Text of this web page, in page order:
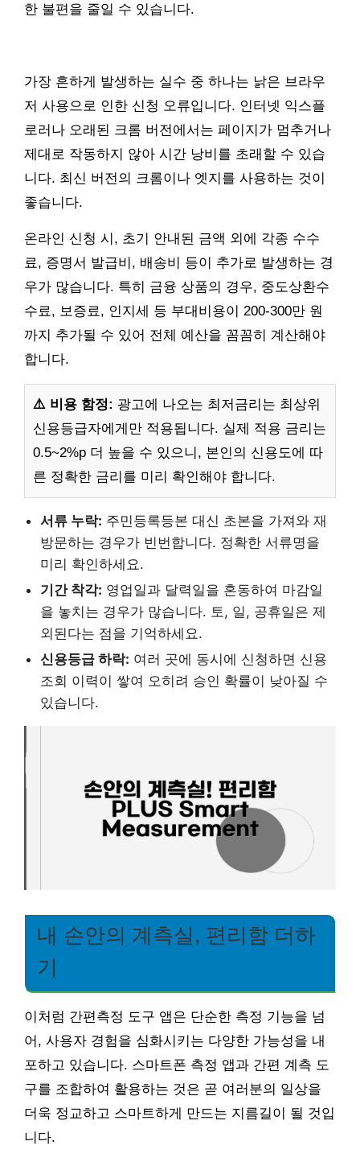
한 불편을 줄일 수 있습니다.
가장 흔하게 발생하는 실수 중 하나는 낡은 브라우
저 사용으로 인한 신청 오류입니다. 인터넷 익스플
로러나 오래된 크롬 버전에서는 페이지가 멈추거나
제대로 작동하지 않아 시간 낭비를 초래할 수 있습
니다. 최신 버전의 크롬이나 엣지를 사용하는 것이
좋습니다.
온라인 신청 시, 초기 안내된 금액 외에 각종 수수
료, 증명서 발급비, 배송비 등이 추가로 발생하는 경
우가 많습니다. 특히 금융 상품의 경우, 중도상환수
수료, 보증료, 인지세 등 부대비용이 200-300만 원
까지 추가될 수 있어 전체 예산을 꼼꼼히 계산해야
합니다.
⚠️ 비용 함정: 광고에 나오는 최저금리는 최상위
신용등급자에게만 적용됩니다. 실제 적용 금리는
0.5~2%p 더 높을 수 있으니, 본인의 신용도에 따
른 정확한 금리를 미리 확인해야 합니다.
서류 누락: 주민등록등본 대신 초본을 가져와 재
방문하는 경우가 빈번합니다. 정확한 서류명을
미리 확인하세요.
기간 착각: 영업일과 달력일을 혼동하여 마감일
을 놓치는 경우가 많습니다. 토, 일, 공휴일은 제
외된다는 점을 기억하세요.
신용등급 하락: 여러 곳에 동시에 신청하면 신용
조회 이력이 쌓여 오히려 승인 확률이 낮아질 수
있습니다.
내 손안의 계측실, 편리함 더하
기
이처럼 간편측정 도구 앱은 단순한 측정 기능을 넘
어, 사용자 경험을 심화시키는 다양한 가능성을 내
포하고 있습니다. 스마트폰 측정 앱과 간편 계측 도
구를 조합하여 활용하는 것은 곧 여러분의 일상을
더욱 정교하고 스마트하게 만드는 지름길이 될 것입
니다.